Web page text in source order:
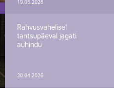
19.06.2026
Rahvusvahelisel
tantsupäeval jagati
auhindu
30.04.2026